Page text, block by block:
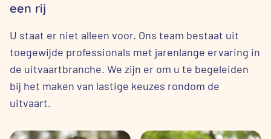
een rij
U staat er niet alleen voor. Ons team bestaat uit
toegewijde professionals met jarenlange ervaring in
de uitvaartbranche. We zijn er om u te begeleiden
bij het maken van lastige keuzes rondom de
uitvaart.